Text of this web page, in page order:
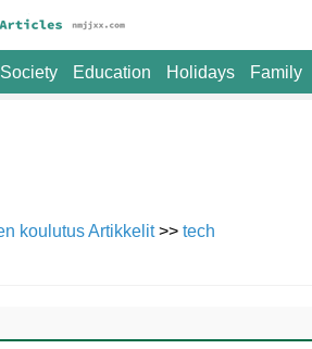
Society Education Holidays Family
koulutus Artikkelit>> tech